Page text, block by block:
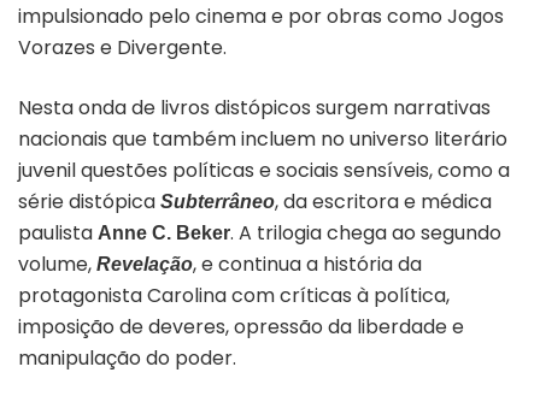
impulsionado pelo cinema e por obras como Jogos
Vorazes e Divergente.
Nesta onda de livros distópicos surgem narrativas
nacionais que também incluem no universo literário
juvenil questões políticas e sociais sensíveis, como a
série distópica Subterrâneo, da escritora e médica
paulista Anne C. Beker. A trilogia chega ao segundo
volume, Revelação, e continua a história da
protagonista Carolina com críticas à política,
imposição de deveres, opressão da liberdade e
manipulação do poder.